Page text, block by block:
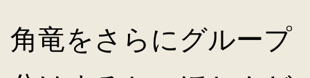
角竜をさらにグループ